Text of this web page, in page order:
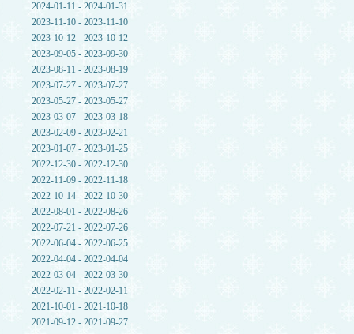
2024-01-11 - 2024-01-31
2023-11-10 - 2023-11-10
2023-10-12 - 2023-10-12
2023-09-05 - 2023-09-30
2023-08-11 - 2023-08-19
2023-07-27 - 2023-07-27
2023-05-27 - 2023-05-27
2023-03-07 - 2023-03-18
2023-02-09 - 2023-02-21
2023-01-07 - 2023-01-25
2022-12-30 - 2022-12-30
2022-11-09 - 2022-11-18
2022-10-14 - 2022-10-30
2022-08-01 - 2022-08-26
2022-07-21 - 2022-07-26
2022-06-04 - 2022-06-25
2022-04-04 - 2022-04-04
2022-03-04 - 2022-03-30
2022-02-11 - 2022-02-11
2021-10-01 - 2021-10-18
2021-09-12 - 2021-09-27